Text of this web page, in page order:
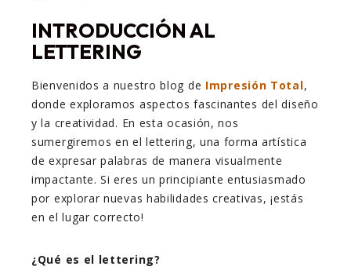
INTRODUCCIÓN AL
LETTERING
Bienvenidos a nuestro blog de Impresión Total,
donde exploramos aspectos fascinantes del diseño
y la creatividad. En esta ocasión, nos
sumergiremos en el lettering, una forma artística
de expresar palabras de manera visualmente
impactante. Si eres un principiante entusiasmado
por explorar nuevas habilidades creativas, ¡estás
en el lugar correcto!
¿Qué es el lettering?